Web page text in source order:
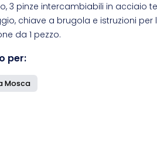
3 pinze intercambiabili in acciaio
chiave a brugola e istruzioni per
da 1 pezzo.
per:
Mosca